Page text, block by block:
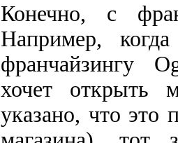
Конечно, с
Например,
франчайзингу
хочет открыть
указано, что это